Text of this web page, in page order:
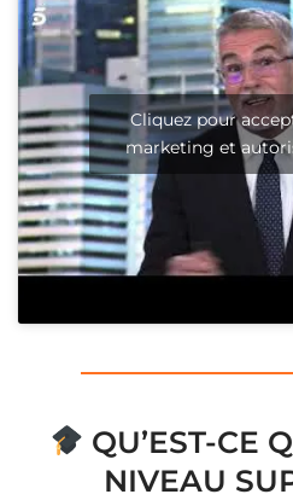
Cliquez pour
marketing et
QU’EST-CE
NIVEAU